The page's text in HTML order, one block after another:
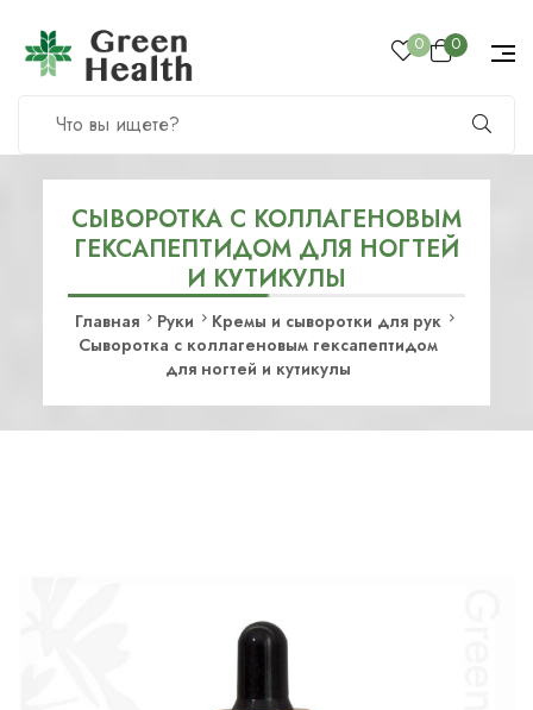
0 0
СЫВОРОТКА С КОЛЛАГЕНОВЫМ
ГЕКСАПЕПТИДОМ ДЛЯ НОГТЕЙ
И КУТИКУЛЫ
Главная Руки
Кремы и сыворотки для рук
Сыворотка с коллагеновым гексапептидом
для ногтей и кутикулы